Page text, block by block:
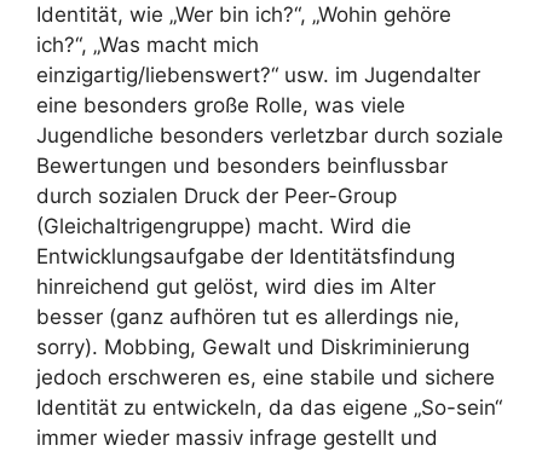
Identität, wie „Wer bin ich?“, „Wohin gehöre
ich?“, „Was macht mich
einzigartig/liebenswert?“ usw. im Jugendalter
eine besonders große Rolle, was viele
Jugendliche besonders verletzbar durch soziale
Bewertungen und besonders beinflussbar
durch sozialen Druck der Peer-Group
(Gleichaltrigengruppe) macht. Wird die
Entwicklungsaufgabe der Identitätsfindung
hinreichend gut gelöst, wird dies im Alter
besser (ganz aufhören tut es allerdings nie,
sorry). Mobbing, Gewalt und Diskriminierung
jedoch erschweren es, eine stabile und sichere
Identität zu entwickeln, da das eigene „So-sein“
immer wieder massiv infrage gestellt und